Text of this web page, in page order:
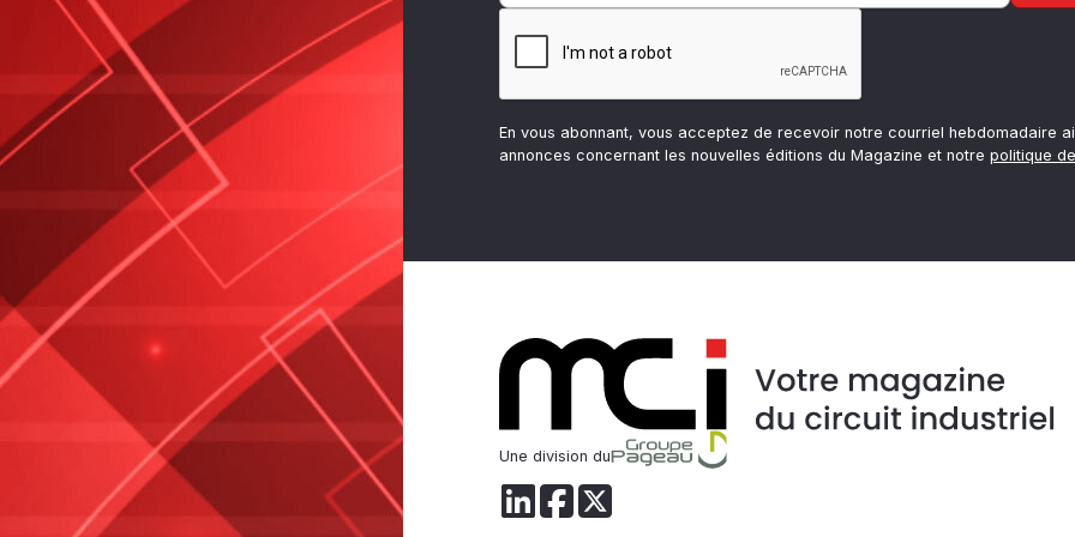
En vous abonnant, vous acceptez de recevoir notre courriel hebdomadaire
annonces concernant les nouvelles éditions du Magazine et notre politique
Une division du